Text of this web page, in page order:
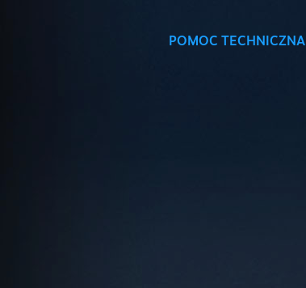
POMOC TECHNICZNA